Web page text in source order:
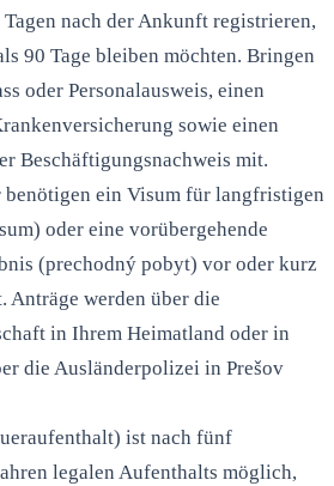
nach der Ankunft registrieren,
90 Tage bleiben möchten. Bringen
oder Personalausweis, einen
sowie einen
Beschäftigungsnachweis mit.
ein Visum für langfristigen
oder eine vorübergehende
(prechodný pobyt) vor oder kurz
Anträge werden über die
in Ihrem Heimatland oder in
die Ausländerpolizei in Prešov
ist nach fünf
legalen Aufenthalts möglich,